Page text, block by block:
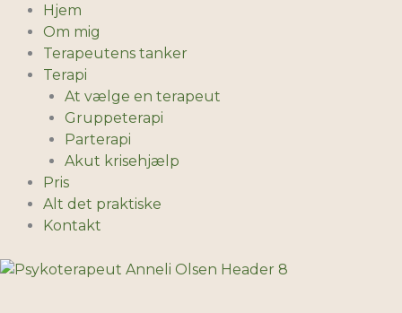
indholdet
Hjem
Om mig
Terapeutens tanker
Terapi
At vælge en terapeut
Gruppeterapi
Parterapi
Akut krisehjælp
Pris
Alt det praktiske
Kontakt